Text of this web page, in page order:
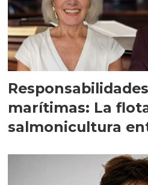
marítimas: La
salmonicultura